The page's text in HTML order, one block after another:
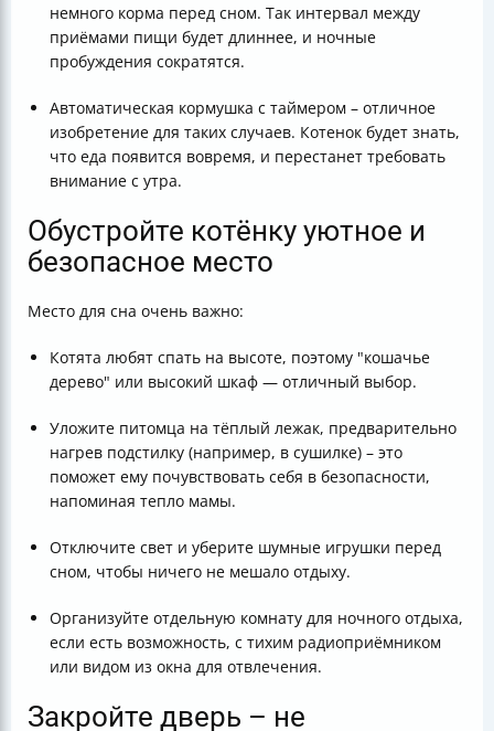
немного корма перед сном. Так интервал между
приёмами пищи будет длиннее, и ночные
пробуждения сократятся.
Автоматическая кормушка с таймером – отличное
изобретение для таких случаев. Котенок будет знать,
что еда появится вовремя, и перестанет требовать
внимание с утра.
Обустройте котёнку уютное и
безопасное место
Место для сна очень важно:
Котята любят спать на высоте, поэтому "кошачье
дерево" или высокий шкаф — отличный выбор.
Уложите питомца на тёплый лежак, предварительно
нагрев подстилку (например, в сушилке) – это
поможет ему почувствовать себя в безопасности,
напоминая тепло мамы.
Отключите свет и уберите шумные игрушки перед
сном, чтобы ничего не мешало отдыху.
Организуйте отдельную комнату для ночного отдыха,
если есть возможность, с тихим радиоприёмником
или видом из окна для отвлечения.
Закройте дверь – не